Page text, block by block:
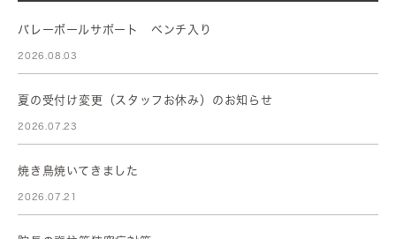
バレーボールサポート ベンチ入り
2026.08.03
夏の受付け変更（スタッフお休み）のお知らせ
2026.07.23
焼き鳥焼いてきました
2026.07.21